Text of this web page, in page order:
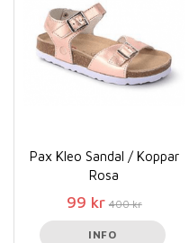
Pax Kleo Sandal / Koppar
Rosa
99 kr 400 kr
INFO